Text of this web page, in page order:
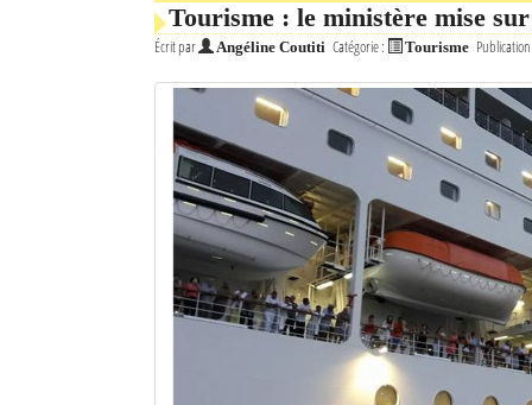
Tourisme : le ministère mise
Écrit par Angéline Coutiti Catégorie : Tourisme